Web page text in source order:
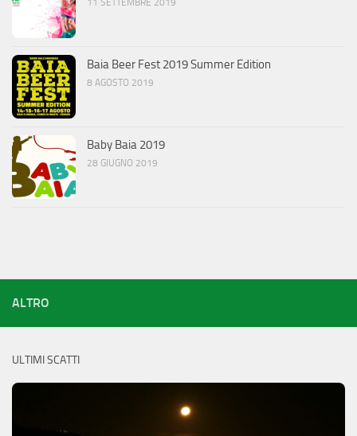
11 SETTEMBRE 2019
Baia Beer Fest 2019 Summer Edition
8 AGOSTO 2019
Baby Baia 2019
28 GIUGNO 2019
ALTRO
ULTIMI SCATTI